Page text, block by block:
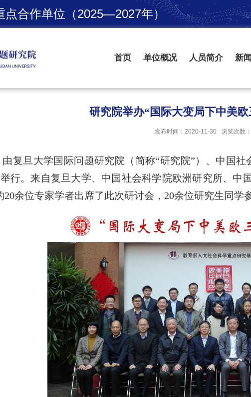
点合作单位（2025—2027年）
首页 单位概况 人员简介 新
研究院举办“国际大变局下中美
发布时间：2020-11-30 浏览次数：
由复旦大学国际问题研究院（简称“研究院”）、中国
行。来自复旦大学、中国社会科学院欧洲研究所、
20余位专家学者出席了此次研讨会， 20余位研究生同学